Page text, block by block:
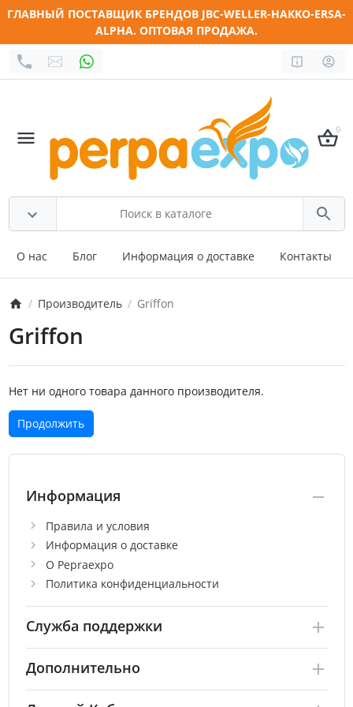
ГЛАВНЫЙ ПОСТАВЩИК БРЕНДОВ JBC-WELLER-HAKKO-ERSA-
ALPHA. ОПТОВАЯ ПРОДАЖА.
0
О нас Блог Информация о доставке Контакты
Производитель Griffon
Griffon
Нет ни одного товара данного производителя.
Продолжить
Информация
Правила и условия
Информация о доставке
О Pepraexpo
Политика конфиденциальности
Служба поддержки
Дополнительно